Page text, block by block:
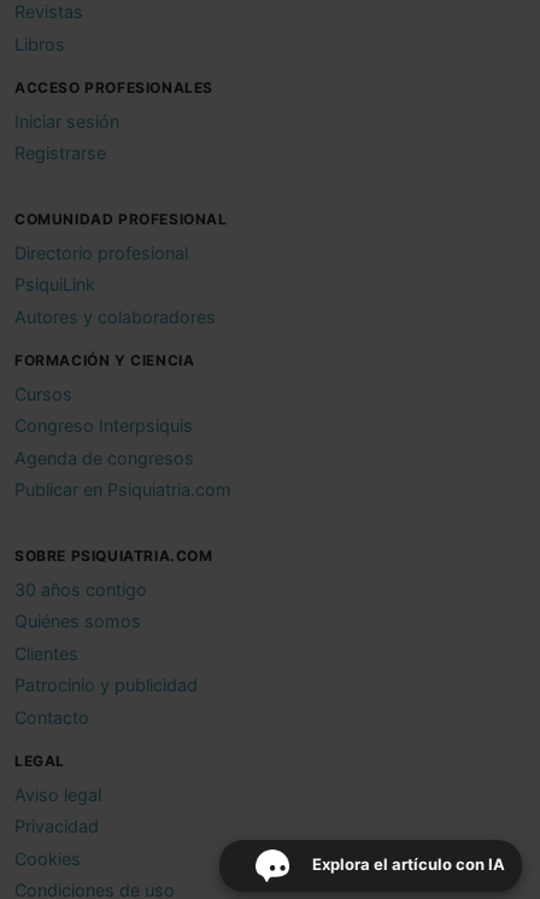
Explora el artículo con IA
Revistas
Libros
ACCESO PROFESIONALES
Iniciar sesión
Registrarse
COMUNIDAD PROFESIONAL
Directorio profesional
PsiquiLink
Autores y colaboradores
FORMACIÓN Y CIENCIA
Cursos
Congreso Interpsiquis
Agenda de congresos
Publicar en Psiquiatria.com
SOBRE PSIQUIATRIA.COM
30 años contigo
Quiénes somos
Clientes
Patrocinio y publicidad
Contacto
LEGAL
Aviso legal
Privacidad
Cookies
Condiciones de uso